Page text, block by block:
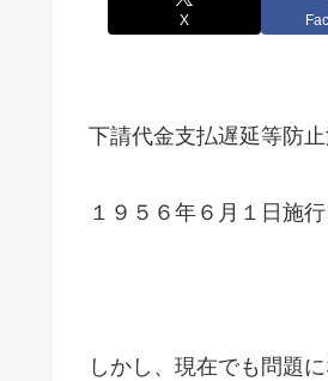
X
下請代金支払遅延等防
１９５６年６月１日施
しかし、現在でも問題